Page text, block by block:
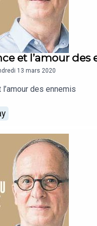
et l’amour des
13 mars 2020
des ennemis